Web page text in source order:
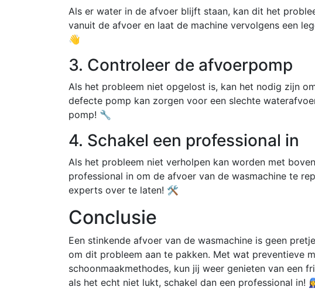
Als er water in de afvoer blijft staan, kan dit het
vanuit de afvoer en laat de machine vervolgens een
👋
3. Controleer de afvoerpomp
Als het probleem niet opgelost is, kan het nodig zijn
defecte pomp kan zorgen voor een slechte
pomp! 🔧
4. Schakel een professional in
Als het probleem niet verholpen kan worden met
professional in om de afvoer van de wasmachine te
experts over te laten! 🛠️
Conclusie
Een stinkende afvoer van de wasmachine is geen
om dit probleem aan te pakken. Met wat preventieve
schoonmaakmethodes, kun jij weer genieten van een
als het echt niet lukt, schakel dan een professional in!